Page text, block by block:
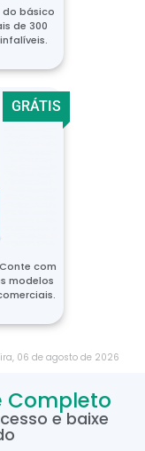
do básico
de 300
GRÁTIS
com
modelos
, 06 de agostode 2026
Completo
e baixe